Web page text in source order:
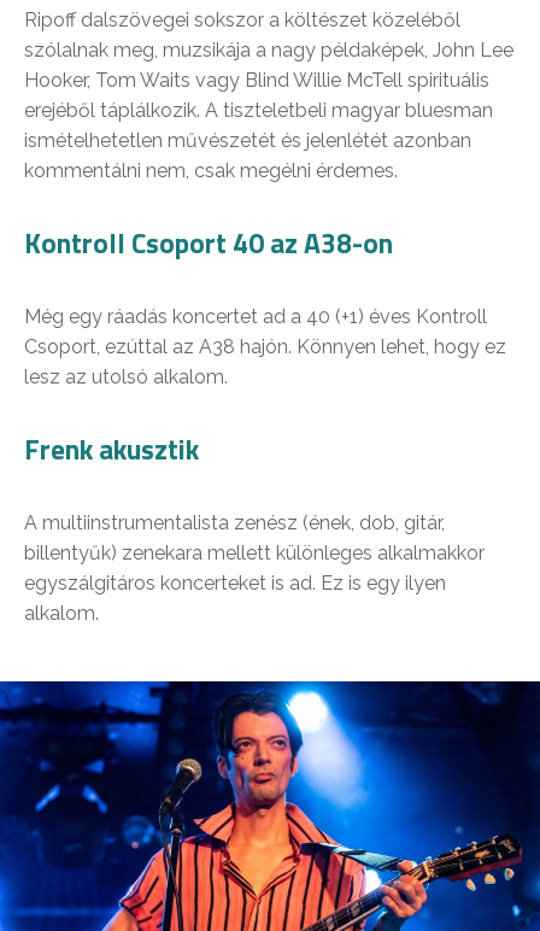
Ripoff dalszövegei sokszor a költészet közeléből
szólalnak meg, muzsikája a nagy példaképek, John Lee
Hooker, Tom Waits vagy Blind Willie McTell spirituális
erejéből táplálkozik. A tiszteletbeli magyar bluesman
ismételhetetlen művészetét és jelenlétét azonban
kommentálni nem, csak megélni érdemes.
Kontroll Csoport 40 az A38-on
Még egy ráadás koncertet ad a 40 (+1) éves Kontroll
Csoport, ezúttal az A38 hajón. Könnyen lehet, hogy ez
lesz az utolsó alkalom.
Frenk akusztik
A multiinstrumentalista zenész (ének, dob, gitár,
billentyűk) zenekara mellett különleges alkalmakkor
egyszálgitáros koncerteket is ad. Ez is egy ilyen
alkalom.